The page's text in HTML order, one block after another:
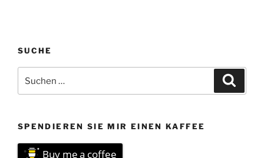
SUCHE
nach:
SPENDIEREN SIE MIR EINEN KAFFEE
Buy me a coffee